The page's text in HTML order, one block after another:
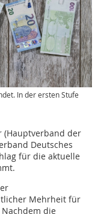
In der ersten Stufe
(Hauptverband der
Deutsches
für die aktuelle
Mehrheit für
die